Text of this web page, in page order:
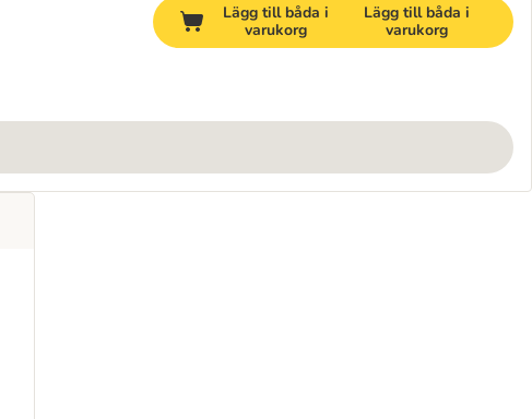
Lägg till båda i
varukorg
Lägg till båda i
varukorg